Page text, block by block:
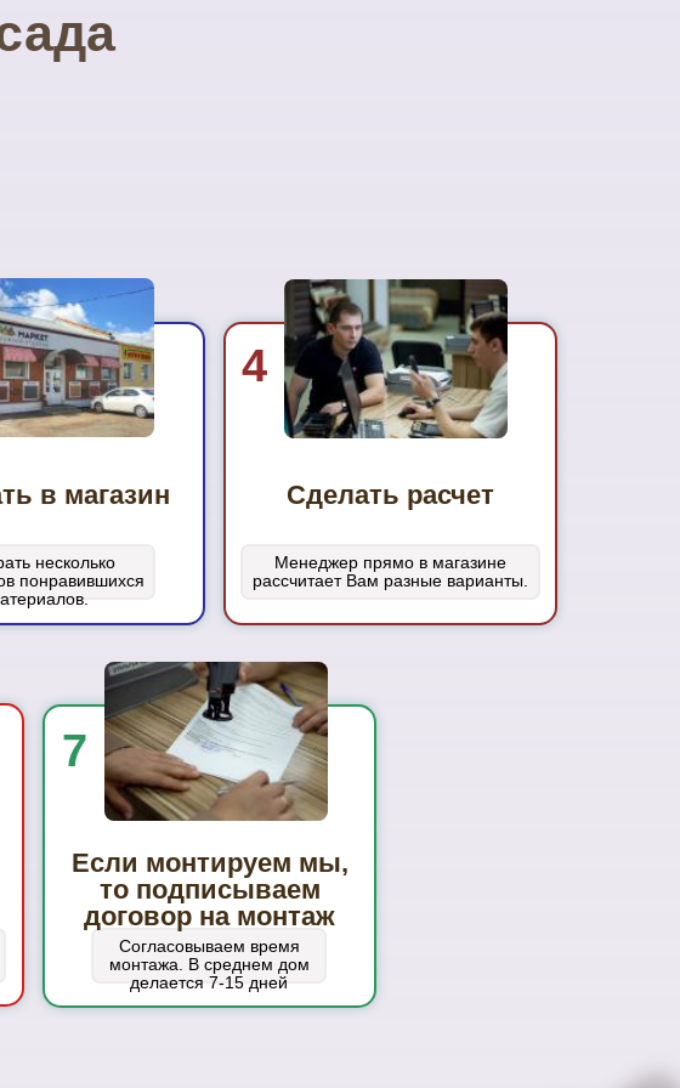
в магазин
4
Сделать расчет
Менеджер прямо в магазине
рассчитает Вам разные варианты.
несколько
понравившихся
7
Если монтируем мы,
то подписываем
договор на монтаж
Согласовываем время
монтажа. В среднем дом
делается 7-15 дней